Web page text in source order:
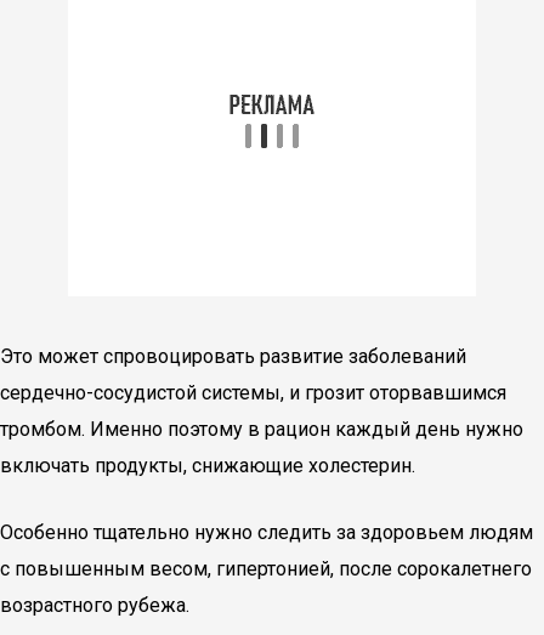
Это может спровоцировать развитие заболеваний
сердечно-сосудистой системы, и грозит оторвавшимся
тромбом. Именно поэтому в рацион каждый день нужно
включать продукты, снижающие холестерин.
Особенно тщательно нужно следить за здоровьем людям
с повышенным весом, гипертонией, после сорокалетнего
возрастного рубежа.